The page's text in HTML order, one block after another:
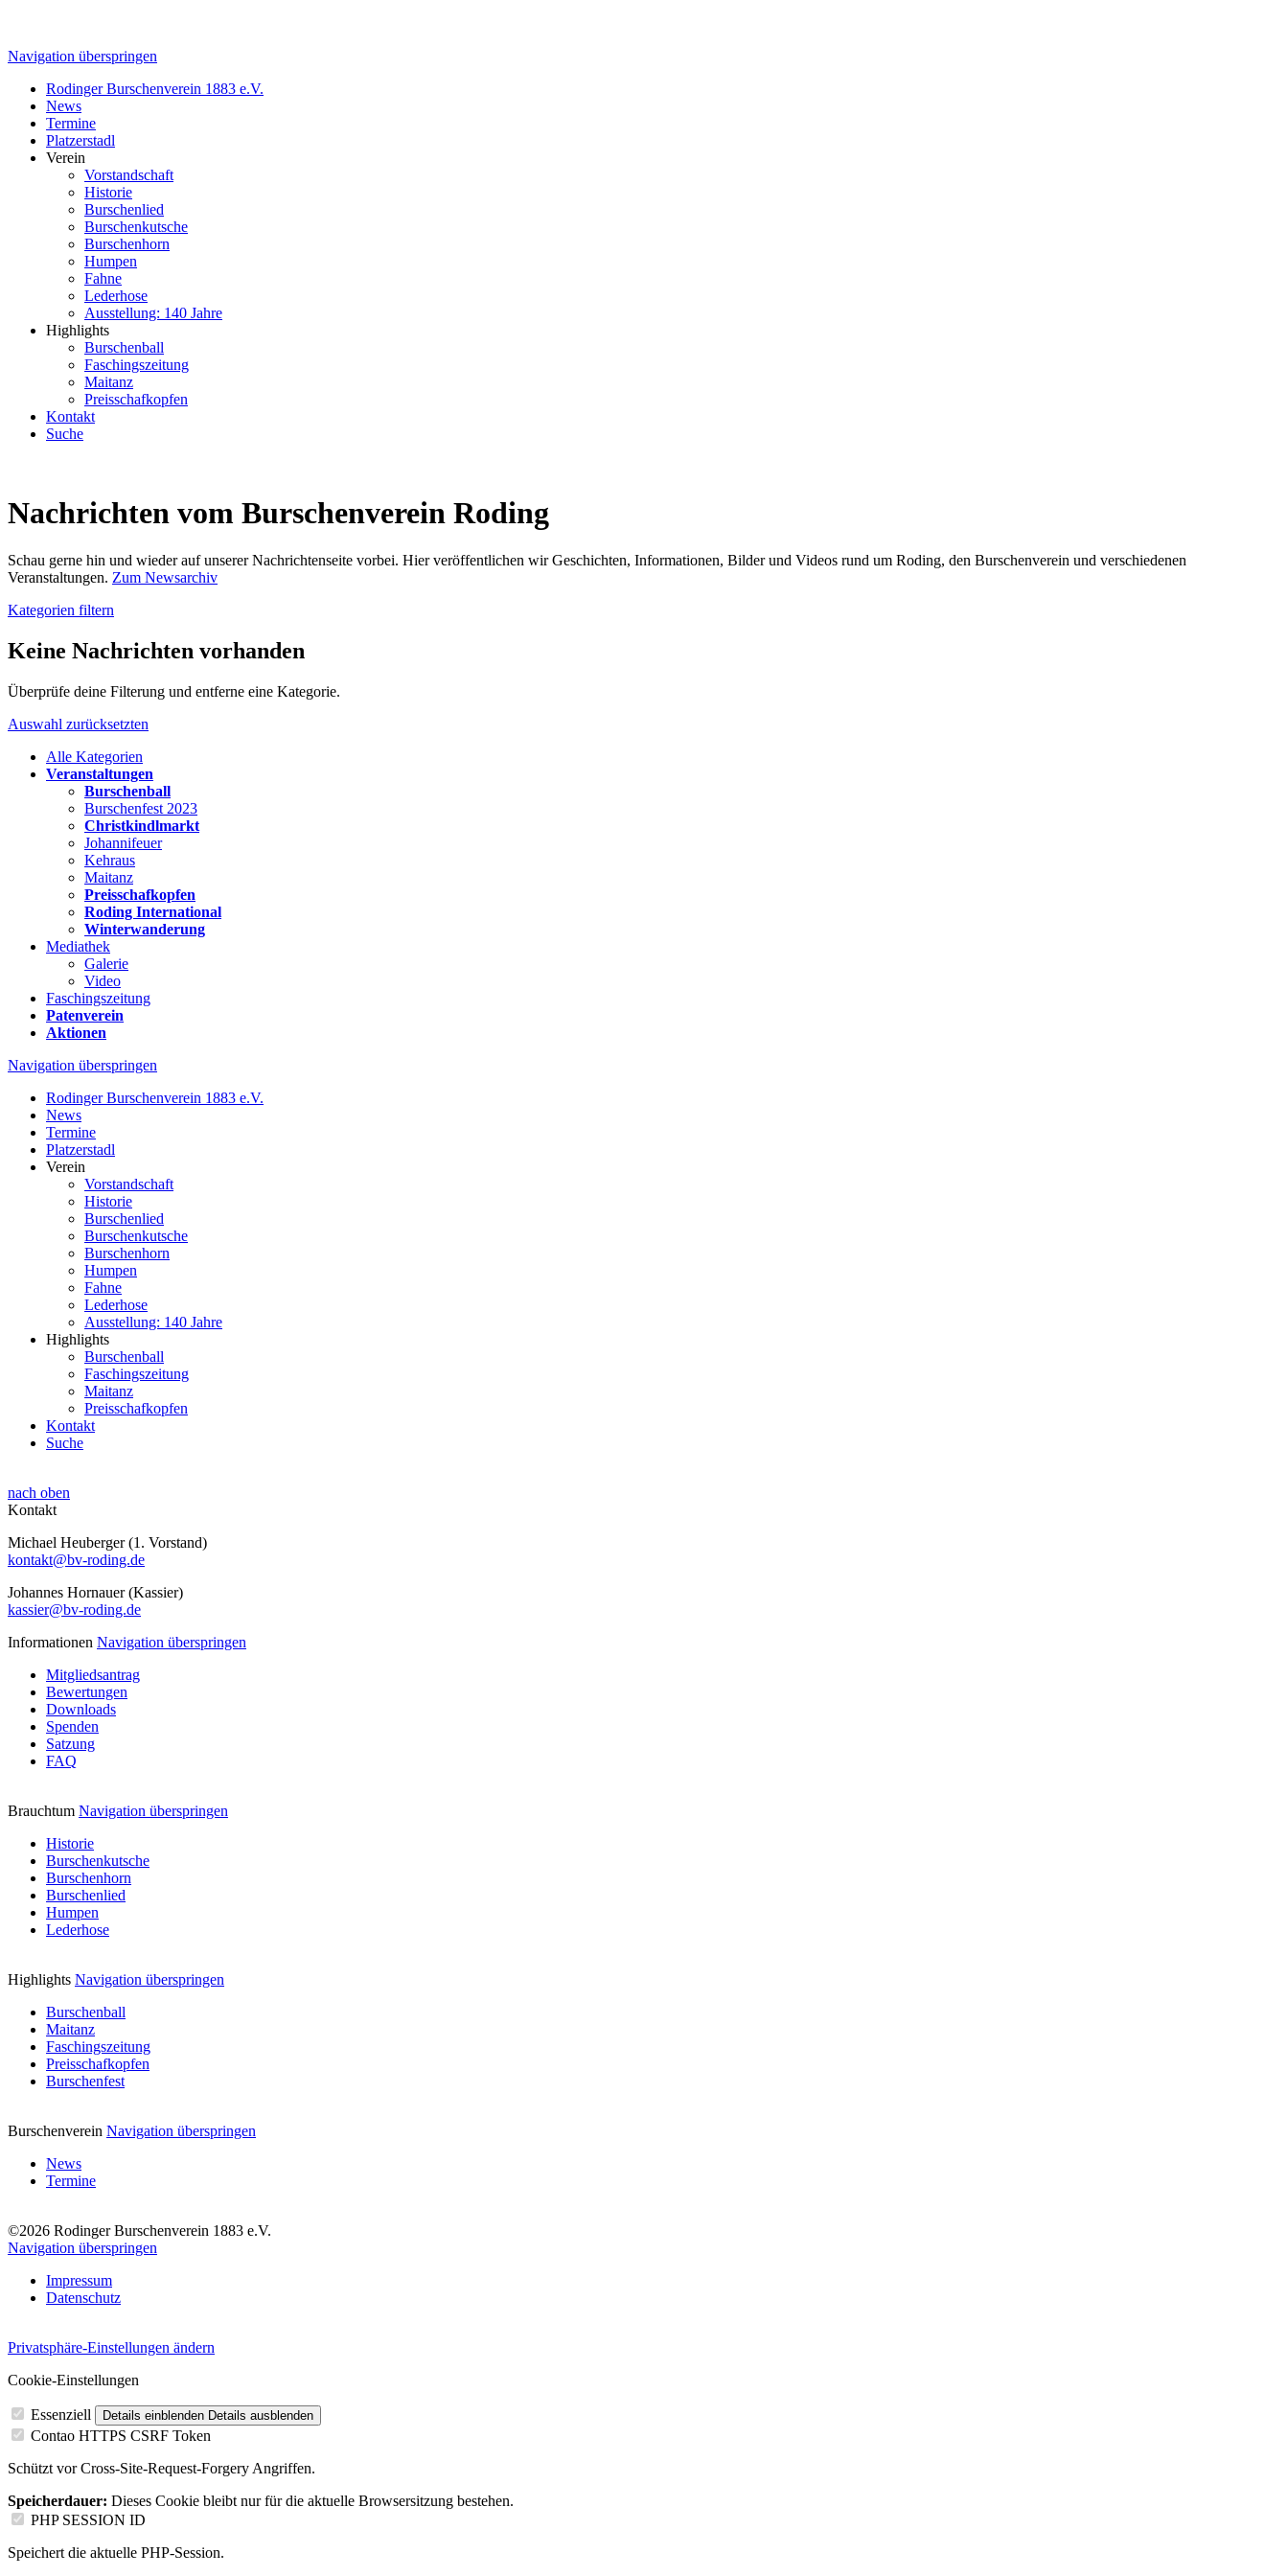
Navigation überspringen
Rodinger Burschenverein 1883 e.V.
News
Termine
Platzerstadl
Verein
Vorstandschaft
Historie
Burschenlied
Burschenkutsche
Burschenhorn
Humpen
Fahne
Lederhose
Ausstellung: 140 Jahre
Highlights
Burschenball
Faschingszeitung
Maitanz
Preisschafkopfen
Kontakt
Suche
Nachrichten vom Burschenverein Roding
Schau gerne hin und wieder auf unserer Nachrichtenseite vorbei. Hier veröffentlichen wir Geschichten, Informationen, Bilder und Videos rund um Roding, den Burschenverein und verschiedenen
Veranstaltungen. Zum Newsarchiv
Kategorien filtern
Keine Nachrichten vorhanden
Überprüfe deine Filterung und entferne eine Kategorie.
Auswahl zurücksetzten
Alle Kategorien
Veranstaltungen
Burschenball
Burschenfest 2023
Christkindlmarkt
Johannifeuer
Kehraus
Maitanz
Preisschafkopfen
Roding International
Winterwanderung
Mediathek
Galerie
Video
Faschingszeitung
Patenverein
Aktionen
Navigation überspringen
Rodinger Burschenverein 1883 e.V.
News
Termine
Platzerstadl
Verein
Vorstandschaft
Historie
Burschenlied
Burschenkutsche
Burschenhorn
Humpen
Fahne
Lederhose
Ausstellung: 140 Jahre
Highlights
Burschenball
Faschingszeitung
Maitanz
Preisschafkopfen
Kontakt
Suche
nach oben
Kontakt
Michael Heuberger (1. Vorstand)
kontakt@bv-roding.de
Johannes Hornauer (Kassier)
kassier@bv-roding.de
Informationen Navigation überspringen
Mitgliedsantrag
Bewertungen
Downloads
Spenden
Satzung
FAQ
Brauchtum Navigation überspringen
Historie
Burschenkutsche
Burschenhorn
Burschenlied
Humpen
Lederhose
Highlights Navigation überspringen
Burschenball
Maitanz
Faschingszeitung
Preisschafkopfen
Burschenfest
Burschenverein Navigation überspringen
News
Termine
©2026 Rodinger Burschenverein 1883 e.V.
Navigation überspringen
Impressum
Datenschutz
Privatsphäre-Einstellungen ändern
Cookie-Einstellungen
Essenziell Details einblenden Details ausblenden
Contao HTTPS CSRF Token
Schützt vor Cross-Site-Request-Forgery Angriffen.
Speicherdauer: Dieses Cookie bleibt nur für die aktuelle Browsersitzung bestehen.
PHP SESSION ID
Speichert die aktuelle PHP-Session.